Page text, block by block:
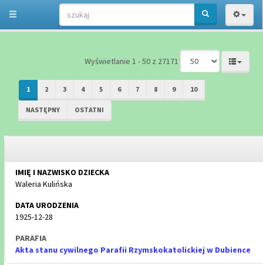
Wyświetlanie 1 - 50 z 27171
1 2 3 4 5 6 7 8 9 10
NASTĘPNY OSTATNI
Waleria Kulińska
1925-12-28
Akta stanu cywilnego Parafii Rzymskokatolickiej w Dubience